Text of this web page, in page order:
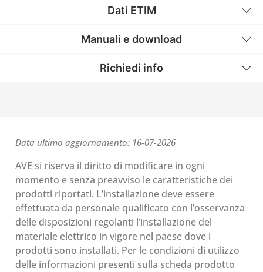
Dati ETIM
Manuali e download
Richiedi info
Data ultimo aggiornamento: 16-07-2026
AVE si riserva il diritto di modificare in ogni
momento e senza preavviso le caratteristiche dei
prodotti riportati. L’installazione deve essere
effettuata da personale qualificato con l’osservanza
delle disposizioni regolanti l’installazione del
materiale elettrico in vigore nel paese dove i
prodotti sono installati. Per le condizioni di utilizzo
delle informazioni presenti sulla scheda prodotto